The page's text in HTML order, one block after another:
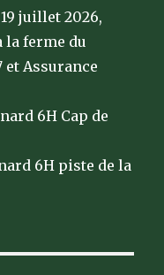
juillet 2026,
la ferme du
Assurance
6H Cap de
6H piste de la